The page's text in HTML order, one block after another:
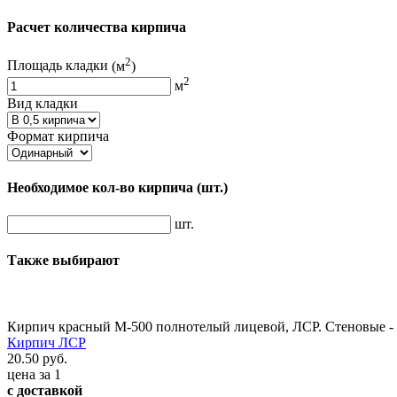
Расчет количества кирпича
Площадь кладки (м2)
м2
Вид кладки
Формат кирпича
Необходимое кол-во кирпича (шт.)
шт.
Также выбирают
Кирпич красный М-500 полнотелый лицевой, ЛСР. Стеновые
Кирпич ЛСР
20.50 руб.
цена за 1
с доставкой